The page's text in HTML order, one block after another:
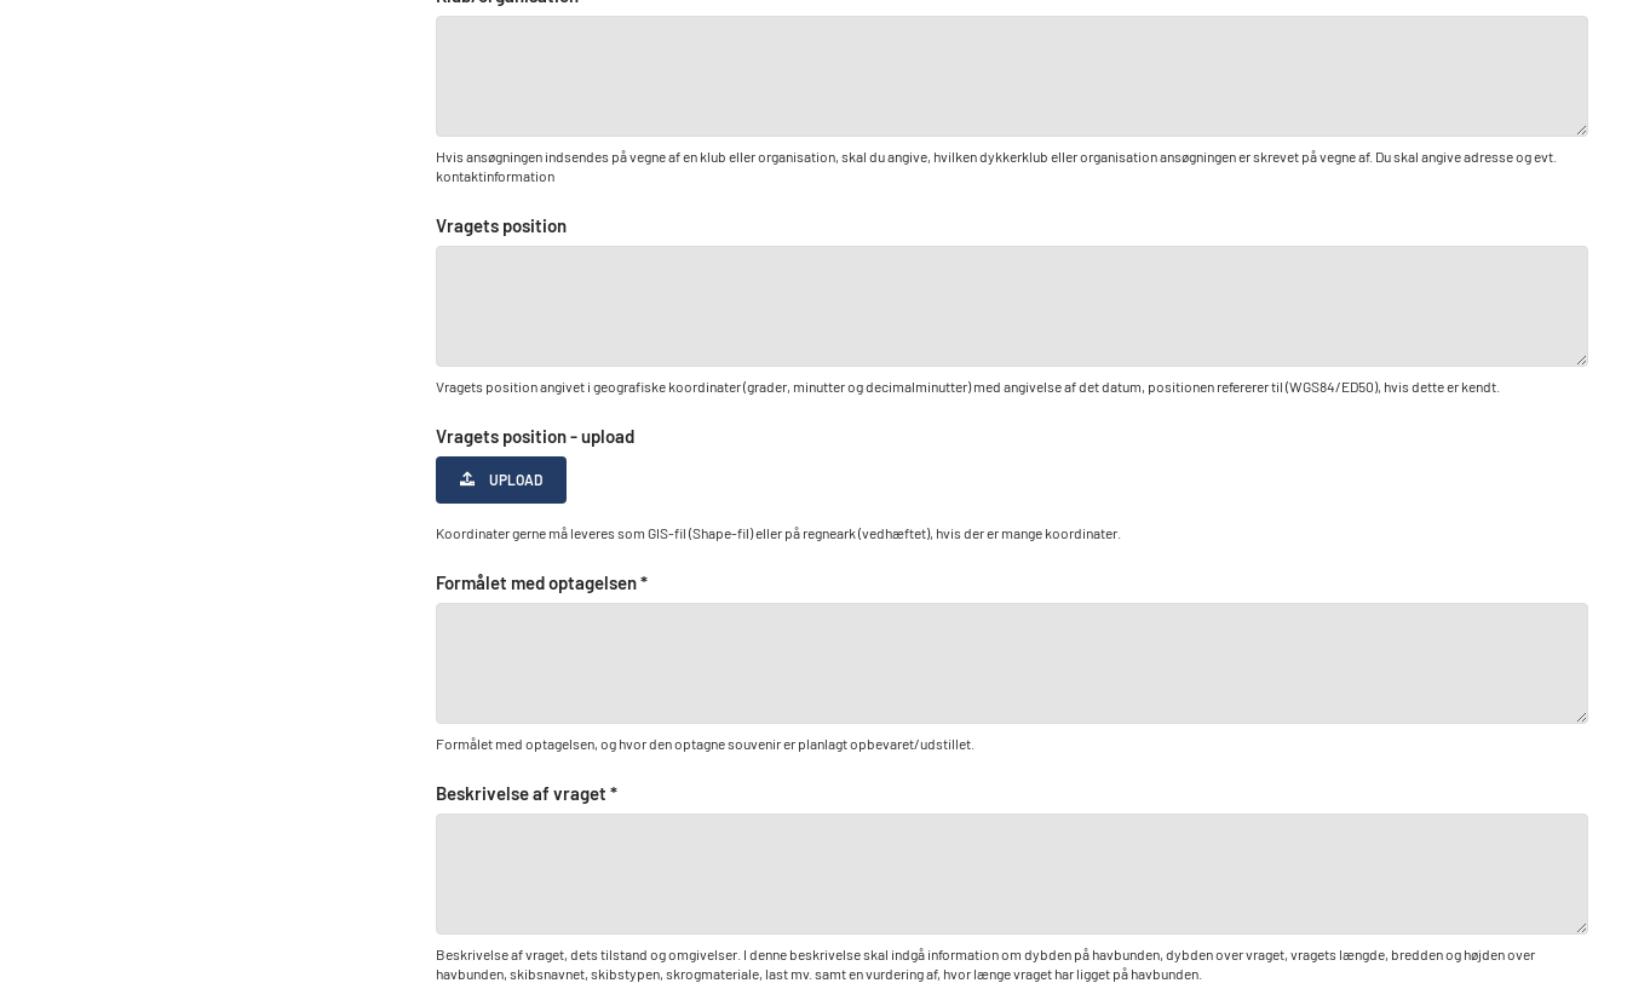
Hvis ansøgningen indsendes på vegne af en klub eller organisation, skal du angive, hvilken dykkerklub eller organisation ansøgningen er skrevet på vegne af. Du skal angive adresse og evt.
kontaktinformation
Vragets position
Vragets position angivet i geografiske koordinater (grader, minutter og decimalminutter) med angivelse af det datum, positionen refererer til (WGS84/ED50), hvis dette er kendt.
Vragets position - upload
UPLOAD
Koordinater gerne må leveres som GIS-fil (Shape-fil) eller på regneark (vedhæftet), hvis der er mange koordinater.
Formålet med optagelsen *
Formålet med optagelsen, og hvor den optagne souvenir er planlagt opbevaret/udstillet.
Beskrivelse af vraget *
Beskrivelse af vraget, dets tilstand og omgivelser. I denne beskrivelse skal indgå information om dybden på havbunden, dybden over vraget, vragets længde, bredden og højden over
havbunden, skibsnavnet, skibstypen, skrogmateriale, last mv. samt en vurdering af, hvor længe vraget har ligget på havbunden.